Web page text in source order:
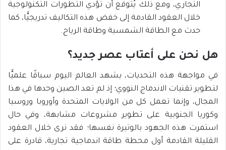
التجاري، ومع ذلك يُتوقع أن تؤدي التطورات التكنولوجية
خلال العقود القادمة إلى خفض هذه التكاليف تدريجيًّا، كما
حدث مع الطاقة الشمسية وطاقة الرياح.
هل نحن على أعتاب عصر جديد؟
في مواجهة هذه التحديات، يشهد العالم اليوم سباقًا علميًّا
لتطوير تقنيات الاندماج النووي؛ إذ لم تعد الصين وحدها في هذا
المجال، وإنما تعمل كل من الولايات المتحدة وأوروبا وروسيا
وكوريا الجنوبية على تطوير مشروعات مشابهة، وفي حال
استمرت هذه الجهود بالوتيرة نفسها؛ فقد نرى خلال العقود
القليلة القادمة أول محطة طاقة اندماجية تجارية، قادرة على